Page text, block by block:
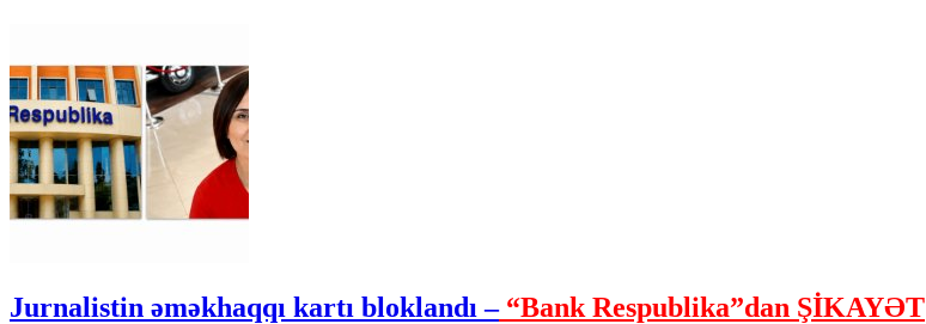
Jurnalistin əməkhaqqı kartı bloklandı –“Bank Respublika”dan ŞİKAYƏT